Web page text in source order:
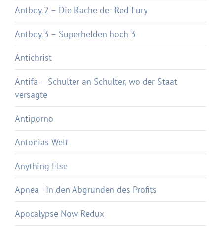
Antboy 2 – Die Rache der Red Fury
Antboy 3 – Superhelden hoch 3
Antichrist
Antifa – Schulter an Schulter, wo der Staat
versagte
Antiporno
Antonias Welt
Anything Else
Apnea - In den Abgründen des Profits
Apocalypse Now Redux